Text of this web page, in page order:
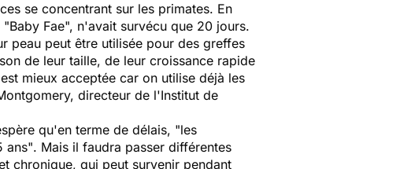
se concentrant sur les primates. En
Fae", n'avait survécu que 20 jours.
peau peut être utilisée pour des greffes
de leur taille, de leur croissance rapide
mieux acceptée car on utilise déjà les
directeur de l'Institut de
qu'en terme de délais, "les
ans". Mais il faudra passer différentes
chronique, qui peut survenir pendant